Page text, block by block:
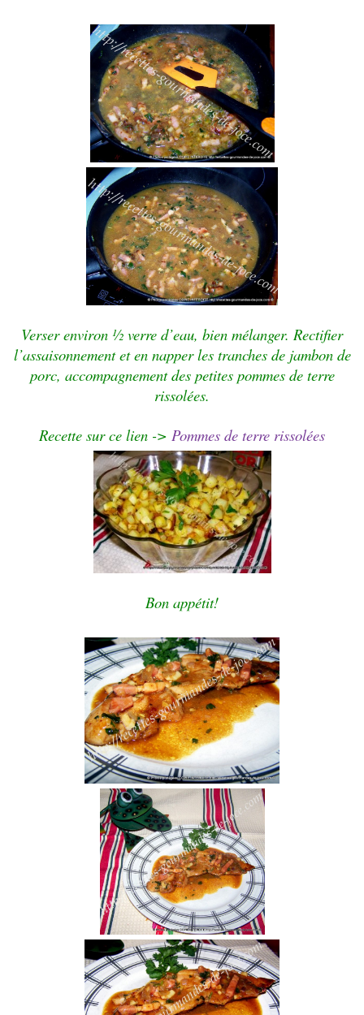
Verser environ ½ verre d’eau, bien mélanger. Rectifier
l’assaisonnement et en napper les tranches de jambon de
porc, accompagnement des petites pommes de terre
rissolées.
Recette sur ce lien -> Pommes de terre rissolées
Bon appétit!